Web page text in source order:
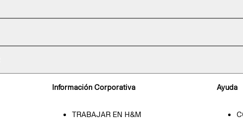
Información Corporativa
TRABAJAR EN H&M
Ayuda